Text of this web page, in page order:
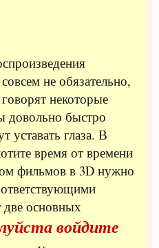
не обязательно,
некоторые
довольно быстро
уставать глаза. В
время от времени
фильмов в 3D нужно
основных
войдите